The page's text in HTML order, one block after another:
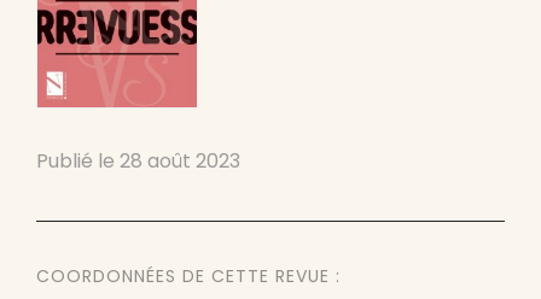
Publié le 28 août 2023
COORDONNÉES DE CETTE REVUE :